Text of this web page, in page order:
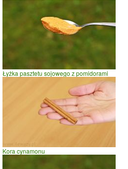
spacer
prowadzenie samochodu
Łyżka pasztetu sojowego z pomidorami
Kora cynamonu